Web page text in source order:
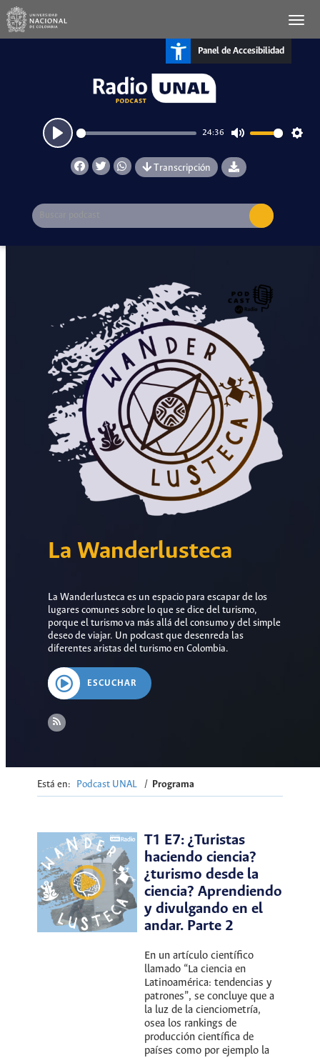
Panel de Accesibilidad
Play
24:36
Transcripción
La Wanderlusteca
La Wanderlusteca es un espacio para escapar de los
lugares comunes sobre lo que se dice del turismo,
porque el turismo va más allá del consumo y del simple
deseo de viajar. Un podcast que desenreda las
diferentes aristas del turismo en Colombia.
ESCUCHAR
Está en: Podcast UNAL / Programa
T1 E7: ¿Turistas
haciendo ciencia?
¿turismo desde la
ciencia? Aprendiendo
y divulgando en el
andar. Parte 2
En un artículo científico
llamado “La ciencia en
Latinoamérica: tendencias y
patrones”, se concluye que a
la luz de la cienciometría,
osea los rankings de
producción científica de
países como por ejemplo la